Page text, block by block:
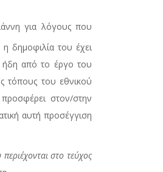
για λόγους που
δημοφιλία του έχει
ήδη από το έργο του
τόπους του εθνικού
στον/στην
αυτή προσέγγιση
στο τεύχος